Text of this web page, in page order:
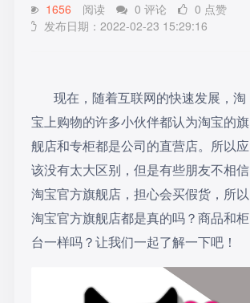
1656 阅读 0 评论
0 点赞
发布日期：2022-02-23 15:29:16
现在，随着互联网的快速发展，淘
宝上购物的许多小伙伴都认为淘宝的旗
舰店和专柜都是公司的直营店。所以应
该没有太大区别，但是有些朋友不相信
淘宝官方旗舰店，担心会买假货，所以
淘宝官方旗舰店都是真的吗？商品和柜
台一样吗？让我们一起了解一下吧！